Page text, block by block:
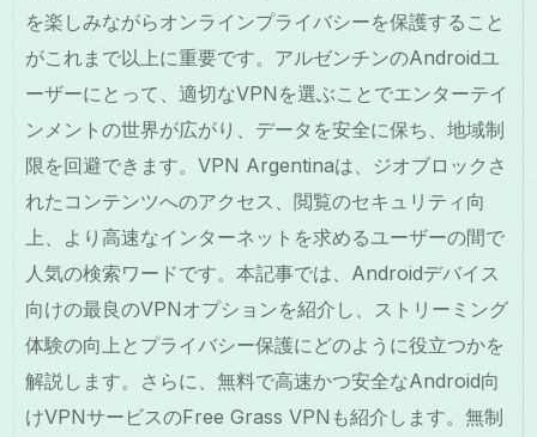
を楽しみながらオンラインプライバシーを保護すること
がこれまで以上に重要です。アルゼンチンのAndroidユ
ーザーにとって、適切なVPNを選ぶことでエンターテイ
ンメントの世界が広がり、データを安全に保ち、地域制
限を回避できます。VPN Argentinaは、ジオブロックさ
れたコンテンツへのアクセス、閲覧のセキュリティ向
上、より高速なインターネットを求めるユーザーの間で
人気の検索ワードです。本記事では、Androidデバイス
向けの最良のVPNオプションを紹介し、ストリーミング
体験の向上とプライバシー保護にどのように役立つかを
解説します。さらに、無料で高速かつ安全なAndroid向
けVPNサービスのFree Grass VPNも紹介します。無制